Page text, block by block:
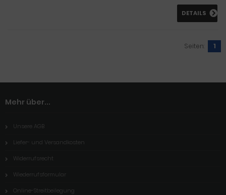
DETAILS
Seiten: 1
Mehr über...
Unsere AGB
Liefer- und Versandkosten
Widerrufsrecht
Wiederrufsformular
Online-Streitbeilegung